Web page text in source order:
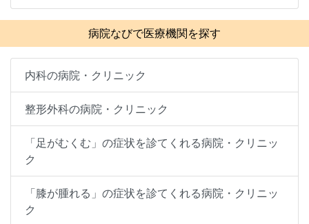
病院なびで医療機関を探す
内科の病院・クリニック
整形外科の病院・クリニック
「足がむくむ」の症状を診てくれる病院・クリニッ
ク
「膝が腫れる」の症状を診てくれる病院・クリニッ
ク